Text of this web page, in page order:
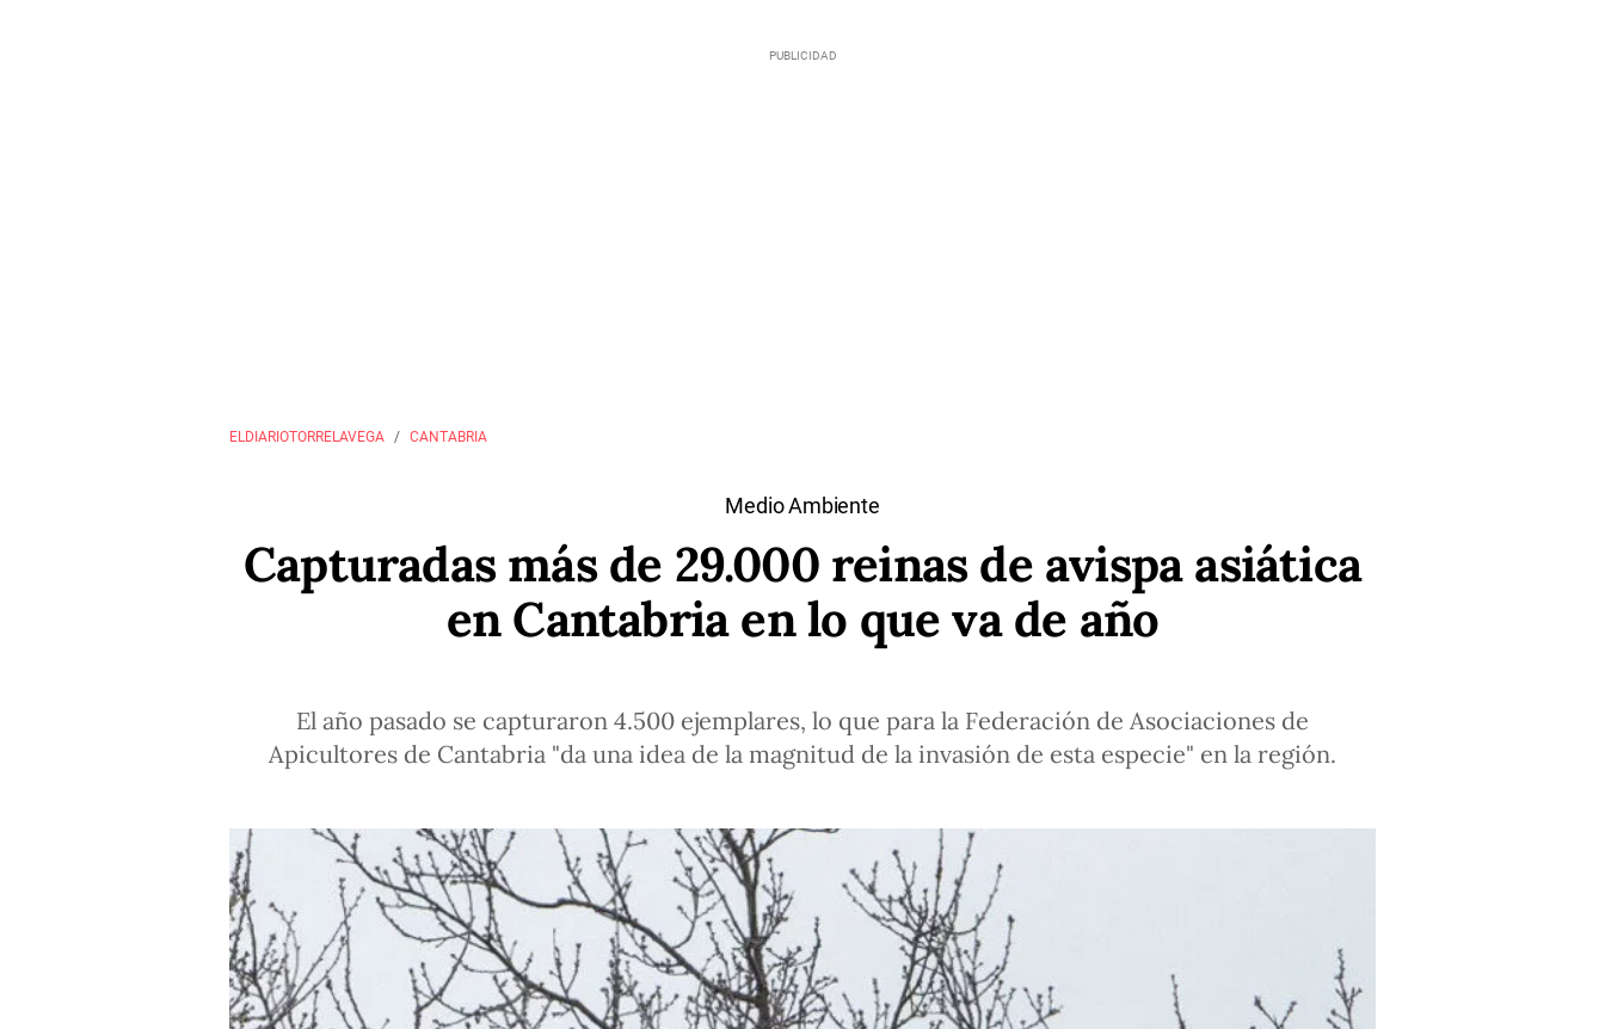
ELDIARIOTORRELAVEGA CANTABRIA
Medio Ambiente
Capturadas más de 29.000 reinas de avispa asiática
en Cantabria en lo que va de año
El año pasado se capturaron 4.500 ejemplares, lo que para la Federación de Asociaciones de
Apicultores de Cantabria "da una idea de la magnitud de la invasión de esta especie" en la región.